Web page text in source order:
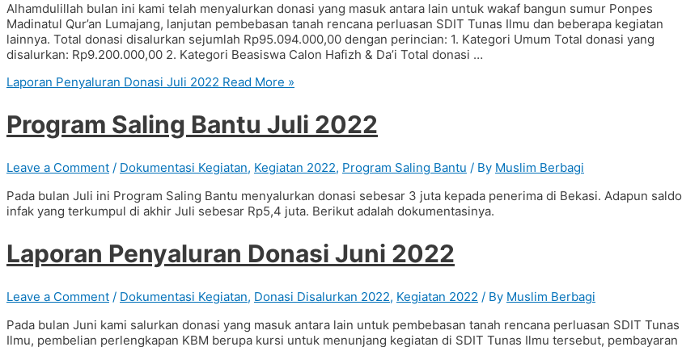
Alhamdulillah bulan ini kami telah menyalurkan donasi yang masuk antara lain untuk wakaf bangun sumur Ponpes
Madinatul Qur’an Lumajang, lanjutan pembebasan tanah rencana perluasan SDIT Tunas Ilmu dan beberapa kegiatan
lainnya. Total donasi disalurkan sejumlah Rp95.094.000,00 dengan perincian: 1. Kategori Umum Total donasi yang
disalurkan: Rp9.200.000,00 2. Kategori Beasiswa Calon Hafizh & Da’i Total donasi …
Laporan Penyaluran Donasi Juli 2022 Read More »
Program Saling Bantu Juli 2022
Leave a Comment / Dokumentasi Kegiatan, Kegiatan 2022, Program Saling Bantu / By Muslim Berbagi
Pada bulan Juli ini Program Saling Bantu menyalurkan donasi sebesar 3 juta kepada penerima di Bekasi. Adapun saldo
infak yang terkumpul di akhir Juli sebesar Rp5,4 juta. Berikut adalah dokumentasinya.
Laporan Penyaluran Donasi Juni 2022
Leave a Comment / Dokumentasi Kegiatan, Donasi Disalurkan 2022, Kegiatan 2022 / By Muslim Berbagi
Pada bulan Juni kami salurkan donasi yang masuk antara lain untuk pembebasan tanah rencana perluasan SDIT Tunas
Ilmu, pembelian perlengkapan KBM berupa kursi untuk menunjang kegiatan di SDIT Tunas Ilmu tersebut, pembayaran